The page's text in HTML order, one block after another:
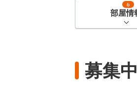
部屋情
6
募集